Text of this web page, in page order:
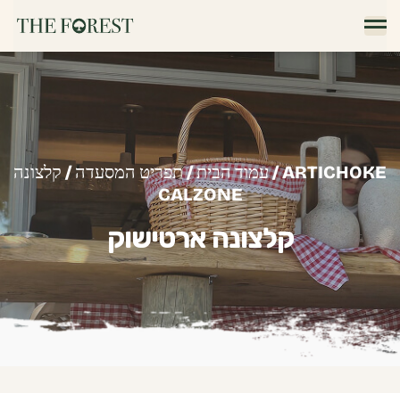
עמוד הבית/תפריט המסעדה/ קלצונה
/ ARTICHOKE
CALZONE
קלצונה ארטישוק